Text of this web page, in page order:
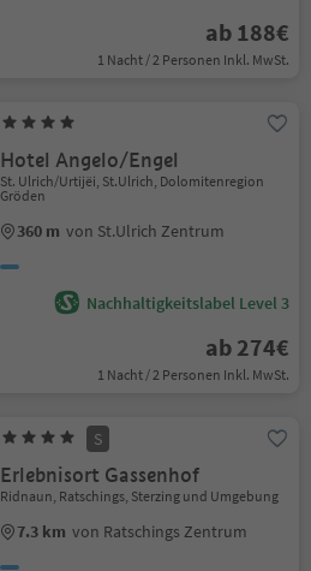
ab 188€
1 Nacht / 2 Personen Inkl. MwSt.
Hotel Angelo/Engel
St. Ulrich/Urtijëi, St.Ulrich, Dolomitenregion
Gröden
360 m von St.Ulrich Zentrum
Nachhaltigkeitslabel Level 3
ab 274€
1 Nacht / 2 Personen Inkl. MwSt.
S
Erlebnisort Gassenhof
Ridnaun, Ratschings, Sterzing und Umgebung
7.3 km von Ratschings Zentrum